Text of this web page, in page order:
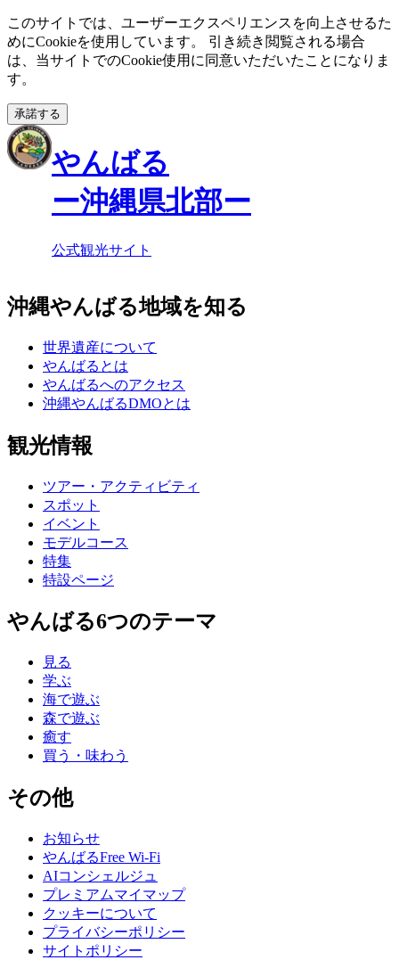
このサイトでは、ユーザーエクスペリエンスを向上させるた
めにCookieを使用しています。 引き続き閲覧される場合
は、当サイトでのCookie使用に同意いただいたことになりま
す。
承諾する
やんばる
ー沖縄県北部ー
公式観光サイト
沖縄やんばる地域を知る
世界遺産について
やんばるとは
やんばるへのアクセス
沖縄やんばるDMOとは
観光情報
ツアー・アクティビティ
スポット
イベント
モデルコース
特集
特設ページ
やんばる6つのテーマ
見る
学ぶ
海で遊ぶ
森で遊ぶ
癒す
買う・味わう
その他
お知らせ
やんばるFree Wi-Fi
AIコンシェルジュ
プレミアムマイマップ
クッキーについて
プライバシーポリシー
サイトポリシー